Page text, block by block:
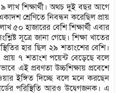
লাখ শিক্ষার্থী। অথচ দুই বছর আগে
শ্রেণিতে নিবন্ধন করেছিল প্রায়
৫০ হাজারের বেশি শিক্ষার্থী এবার
সূত্রে জানা গেছে। শিক্ষা খাতের
হার ছিল ২৯ শতাংশের বেশি।
৭ শতাংশ পয়েন্ট বেড়েছে বলে
এই প্রবণতা উচ্চশিক্ষায় প্রবেশে
ইঙ্গিত দিচ্ছে বলে মনে করছেন
পরিস্থিতি আরও উদ্বেগজনক। এ